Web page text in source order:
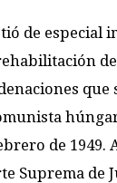
de especial
de 1949.
Suprema de